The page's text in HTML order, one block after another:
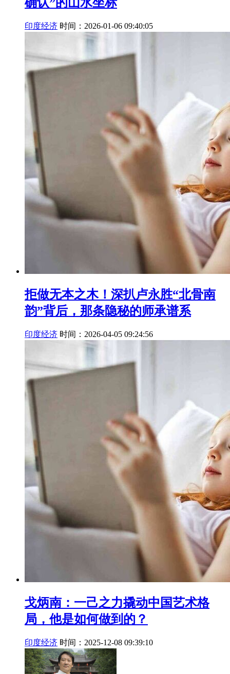
印度经济 时间：2026-01-06 09:40:05
拒做无本之木！深扒卢永胜“北骨南
韵”背后，那条隐秘的师承谱系
印度经济 时间：2026-04-05 09:24:56
戈炳南：一己之力撬动中国艺术格
局，他是如何做到的？
印度经济 时间：2025-12-08 09:39:10